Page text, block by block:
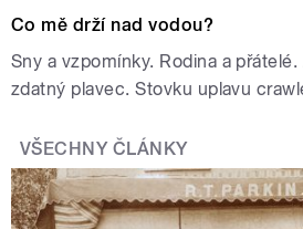
Co mě drží nad vodou?
Sny a vzpomínky. Rodina a přátelé.
zdatný plavec. Stovku uplavu
VŠECHNY ČLÁNKY